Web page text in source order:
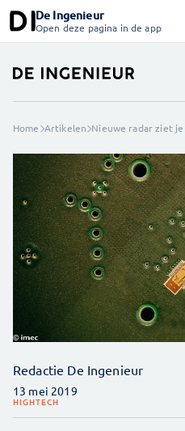
De Ingenieur
Open deze pagina in de app
Home Artikelen Nieuwe radar ziet
Redactie De Ingenieur
13 mei 2019
HIGHTECH